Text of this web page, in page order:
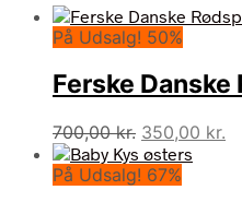
På Udsalg! 50%
Ferske
700,00kr. Den
oprindelige
pris
350,00 kr.
På Udsalg! 67%